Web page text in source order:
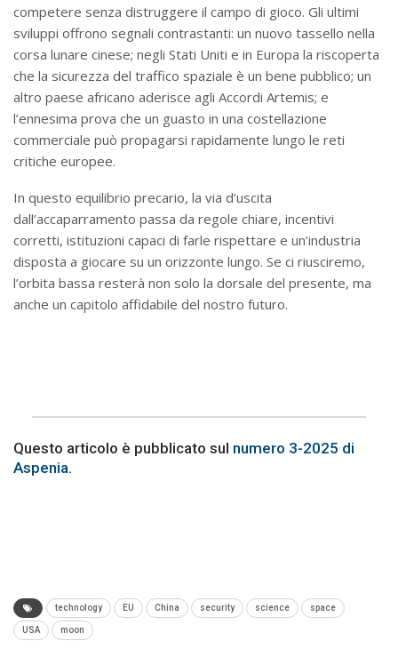
competere senza distruggere il campo di gioco. Gli ultimi
sviluppi offrono segnali contrastanti: un nuovo tassello nella
corsa lunare cinese; negli Stati Uniti e in Europa la riscoperta
che la sicurezza del traffico spaziale è un bene pubblico; un
altro paese africano aderisce agli Accordi Artemis; e
l’ennesima prova che un guasto in una costellazione
commerciale può propagarsi rapidamente lungo le reti
critiche europee.
In questo equilibrio precario, la via d’uscita
dall’accaparramento passa da regole chiare, incentivi
corretti, istituzioni capaci di farle rispettare e un’industria
disposta a giocare su un orizzonte lungo. Se ci riusciremo,
l’orbita bassa resterà non solo la dorsale del presente, ma
anche un capitolo affidabile del nostro futuro.
Questo articolo è pubblicato sul numero 3-2025 di
Aspenia.
technology EU China security science space
USA moon